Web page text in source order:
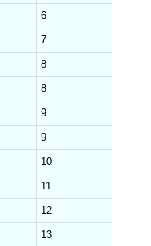
6
7
8
8
9
9
10
11
12
13